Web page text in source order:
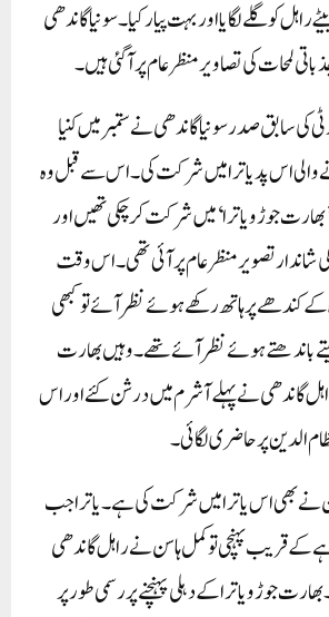
راہل کو گلے لگایا اور بہت پیار کیا۔ سونیا گاندھی
لمحات کی تصاویر منظر عام پر آ گئی ہیں۔
کی سابق صدر سونیا گاندھی نے ستمبر میں کنیا
اس پد یاترا میں شرکت کی۔ اس سے قبل وہ
جوڑو یاترا‘ میں شرکت کر چکی تھیں اور
شاندار تصویر منظر عام پر آئی تھی۔ اس وقت
کے کندھے پر ہاتھ رکھے ہوئے نظر آئے تو کبھی
باندھتے ہوئے نظر آئے تھے۔وہیں بھارت
گاندھی نے پہلے آشرم میں درشن کئے اور اس
الدین پر حاضری لگائی۔
نے بھی اس یاترا میں شرکت کی ہے۔ یاترا جب
کے قریب پہنچی تو کمل ہاسن نے راہل گاندھی
جوڑو یاترا کے دہلی پہنچنے پر رسمی طور پر